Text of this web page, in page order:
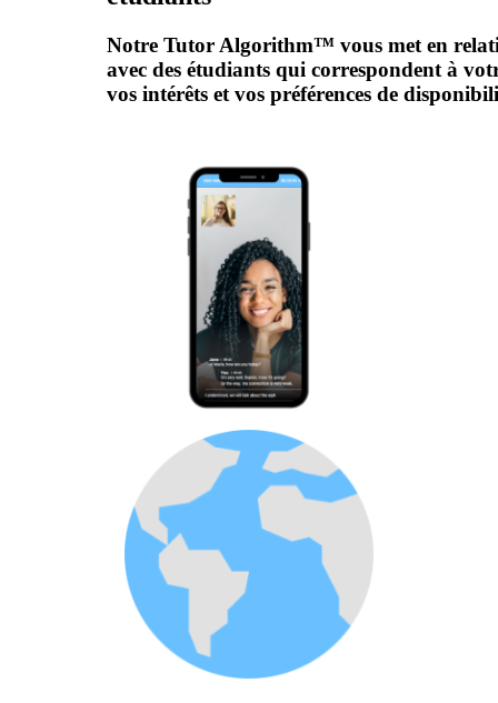
Notre Tutor Algorithm™ vous met en
avec des étudiants qui correspondent à
vos intérêts et vos préférences de